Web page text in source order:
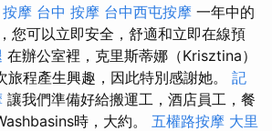
摩 台中 按摩 台中西屯按摩 一年中的
您可以立即安全，舒適和立即在線預
在辦公室裡，克里斯蒂娜（Krisztina）
旅程產生興趣，因此特別感謝她。 記
讓我們準備好給搬運工，酒店員工，餐
時，大約。 五權路按摩 大里